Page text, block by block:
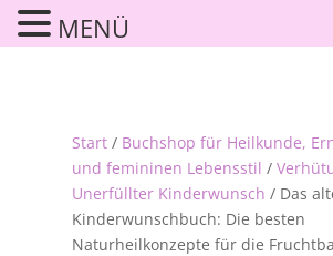
Start/ Buchshop für Heilkunde,
und femininen Lebensstil /
Unerfüllter Kinderwunsch / Das
Kinderwunschbuch: Die besten
Naturheilkonzepte für die
MENÜ